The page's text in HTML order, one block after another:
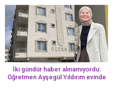
İki gündür haber alınamıyordu:
Öğretmen Ayşegül Yıldırım evinde